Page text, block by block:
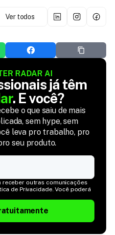
Ver todos
RADAR AI
. E você?
o que saiu de mais
sem hype, sem
leva pro trabalho, pro
seu produto.
outras comunicações
de Privacidade. Você poderá